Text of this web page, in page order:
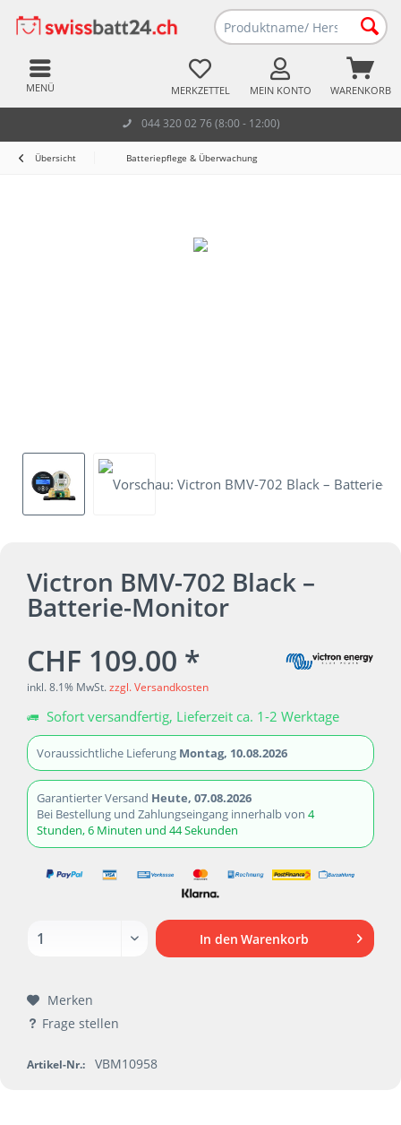
044 320 02 76 (8:00 - 12:00)
WARENKORB
MERKZETTEL MEIN KONTO
MENÜ
Übersicht Batteriepflege & Überwachung
Victron BMV-702 Black –
Batterie-Monitor
CHF 109.00 *
inkl. 8.1% MwSt.zzgl. Versandkosten
Sofort versandfertig, Lieferzeit ca. 1-2 Werktage
Voraussichtliche Lieferung Montag, 10.08.2026
Garantierter Versand Heute, 07.08.2026
Bei Bestellung und Zahlungseingang innerhalb von 4
Stunden, 6 Minuten und 44 Sekunden
In den Warenkorb
Merken
Frage stellen
Artikel-Nr.: VBM10958